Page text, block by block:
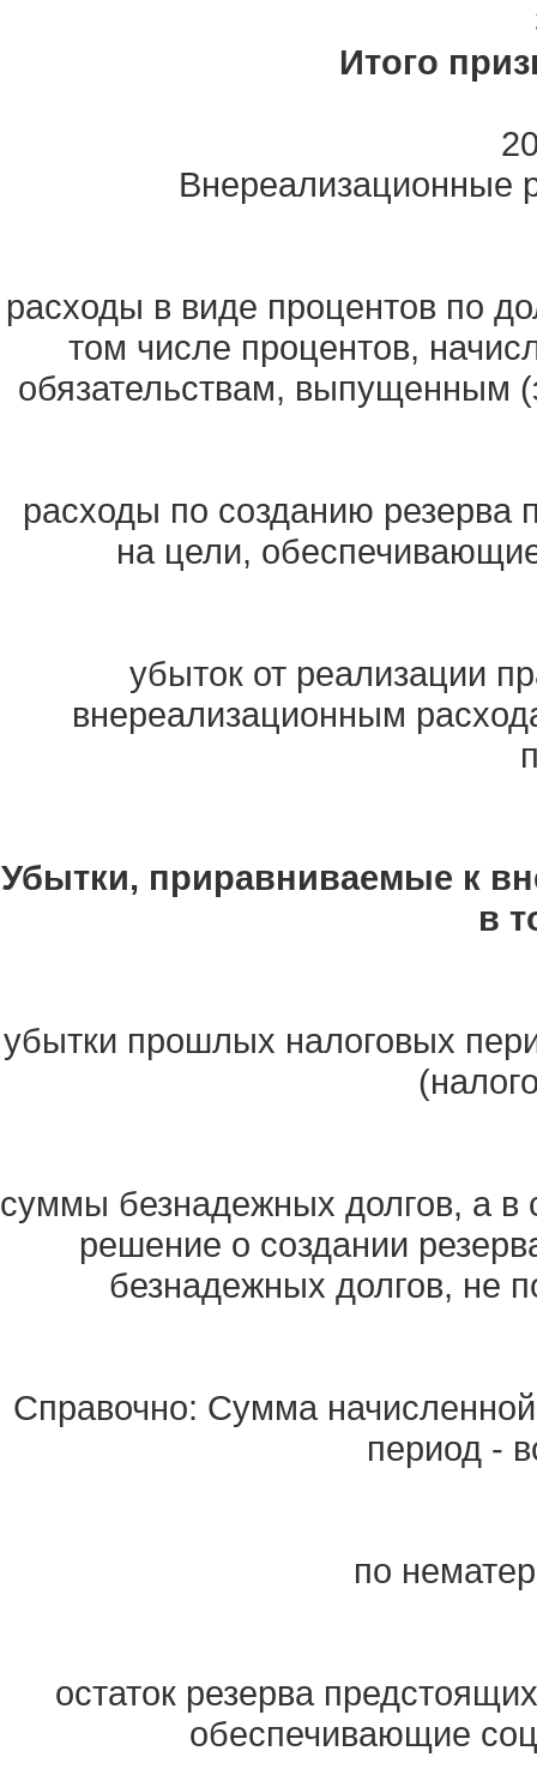
Итого
Внереализационные
расходы в виде процентов по
том числе процентов,
обязательствам, выпущенным
расходы по созданию резерва
на цели,
убыток от реализации
внереализационным
Убытки, приравниваемые к
в
убытки прошлых налоговых
суммы безнадежных долгов, а в
решение о создании
безнадежных долгов, не
Справочно: Сумма
период -
по
остаток резерва
обеспечивающие